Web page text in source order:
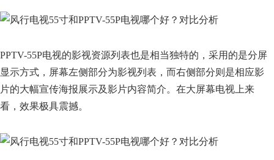
PPTV-55P电视的影视资源列表也是相当独特的，采用的是分屏
显示方式，屏幕左侧部分为影视列表，而右侧部分则是相应影
片的大幅宣传海报展示及影片内容简介。在大屏幕电视上来
看，效果极具震撼。